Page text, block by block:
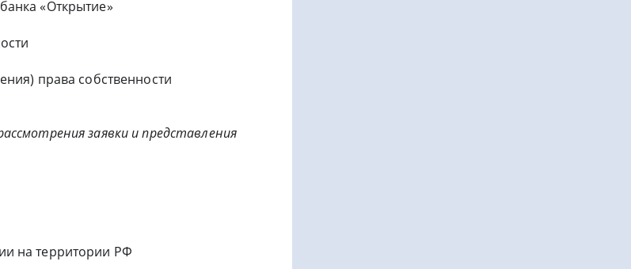
«Открытие»
права собственности
заявки и представления
на территории РФ